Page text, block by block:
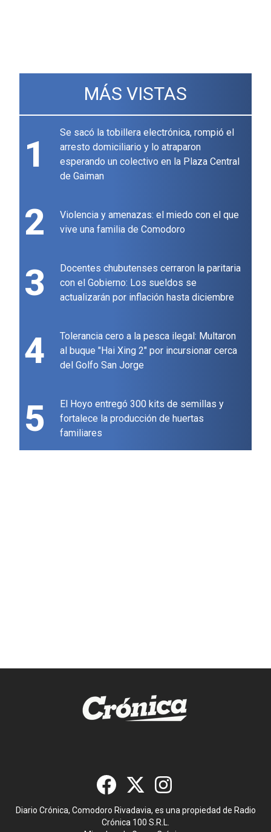
MÁS VISTAS
1
Se sacó la tobillera electrónica, rompió el
arresto domiciliario y lo atraparon
esperando un colectivo en la Plaza Central
de Gaiman
2
Violencia y amenazas: el miedo con el que
vive una familia de Comodoro
3
Docentes chubutenses cerraron la paritaria
con el Gobierno: Los sueldos se
actualizarán por inflación hasta diciembre
4
Tolerancia cero a la pesca ilegal: Multaron
al buque "Hai Xing 2" por incursionar cerca
del Golfo San Jorge
5
El Hoyo entregó 300 kits de semillas y
fortalece la producción de huertas
familiares
Diario Crónica, Comodoro Rivadavia, es una propiedad de Radio
Crónica 100 S.R.L.